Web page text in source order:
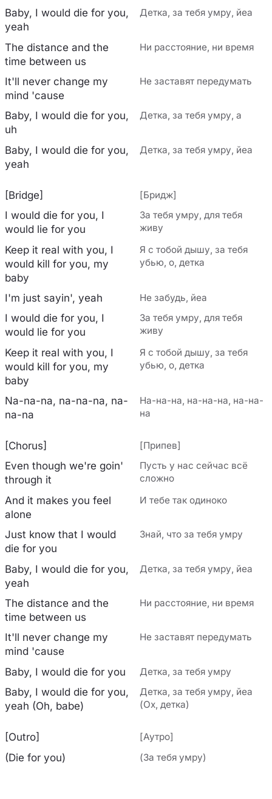
Baby, I would die for you,
yeah
Детка, за тебя умру, йеа
The distance and the
time between us
Ни расстояние, ни время
It'll never change my
mind 'cause
Не заставят передумать
Baby, I would die for you,
uh
Детка, за тебя умру, а
Baby, I would die for you,
yeah
Детка, за тебя умру, йеа
[Bridge] [Бридж]
I would die for you, I
would lie for you
За тебя умру, для тебя
живу
Keep it real with you, I
would kill for you, my
baby
Я с тобой дышу, за тебя
убью, о, детка
I'm just sayin', yeah Не забудь, йеа
I would die for you, I
would lie for you
За тебя умру, для тебя
живу
Keep it real with you, I
would kill for you, my
baby
Я с тобой дышу, за тебя
убью, о, детка
Na-na-na, na-na-na, na-
na-na
На-на-на, на-на-на, на-на-
на
[Chorus] [Припев]
Even though we're goin'
through it
Пусть у нас сейчас всё
сложно
And it makes you feel
alone
И тебе так одиноко
Just know that I would
die for you
Знай, что за тебя умру
Baby, I would die for you,
yeah
Детка, за тебя умру, йеа
The distance and the
time between us
Ни расстояние, ни время
It'll never change my
mind 'cause
Не заставят передумать
Baby, I would die for you Детка, за тебя умру
Baby, I would die for you,
yeah (Oh, babe)
Детка, за тебя умру, йеа
(Ох, детка)
[Outro] [Аутро]
(Die for you) (За тебя умру)